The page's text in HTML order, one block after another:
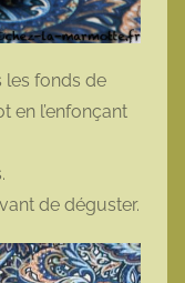
les fonds de
en l’enfonçant
de déguster.